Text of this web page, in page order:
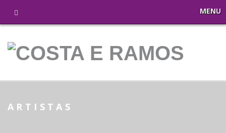
MENU
ARTISTAS